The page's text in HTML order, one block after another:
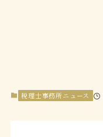
税理士事務所ニュース